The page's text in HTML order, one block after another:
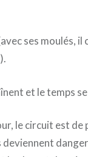
ses moulés, il
et le temps
le circuit est de